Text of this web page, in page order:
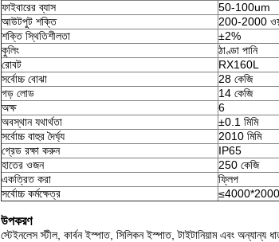
ফাইবারের ব্যাস
50-100um
আউটপুট শক্তি
200-2000
শক্তি স্থিতিশীলতা
±2%
কুলিং
ঠাণ্ডা পানি
রোবট
RX160L
সর্বোচ্চ বোঝা
28 কেজি
গড় লোড
14 কেজি
অক্ষ
6
অবস্থান যথার্থতা
±0.1 মিমি
সর্বোচ্চ বাহুর দৈর্ঘ্য
2010 মিমি
গ্রেড রক্ষা করুন
IP65
হাতের ওজন
250 কেজি
একত্রিত করা
ফ্লিপ
সর্বোচ্চ কর্মক্ষেত্র
≤4000*2000
উপকরণ
স্টেইনলেস স্টীল, কার্বন ইস্পাত, সিলিকন ইস্পাত, টাইটানিয়াম এবং অন্যান্য